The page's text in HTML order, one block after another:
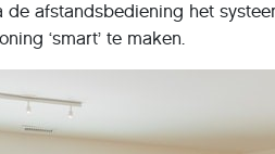
afstandsbediening het
‘smart’ te maken.